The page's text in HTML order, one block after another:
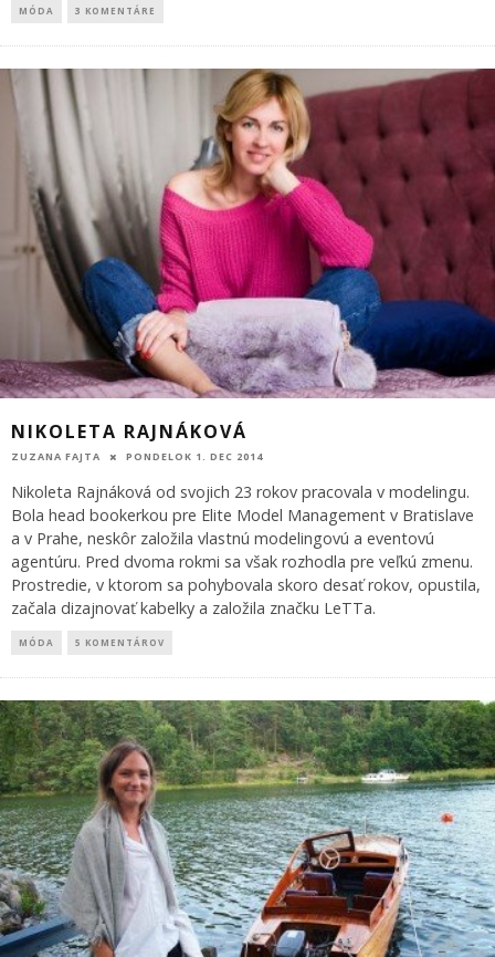
MÓDA 3 KOMENTÁRE
NIKOLETA RAJNÁKOVÁ
ZUZANA FAJTA PONDELOK 1. DEC 2014
Nikoleta Rajnáková od svojich 23 rokov pracovala v modelingu.
Bola head bookerkou pre Elite Model Management v Bratislave
a v Prahe, neskôr založila vlastnú modelingovú a eventovú
agentúru. Pred dvoma rokmi sa však rozhodla pre veľkú zmenu.
Prostredie, v ktorom sa pohybovala skoro desať rokov, opustila,
začala dizajnovať kabelky a založila značku LeTTa.
MÓDA 5 KOMENTÁROV